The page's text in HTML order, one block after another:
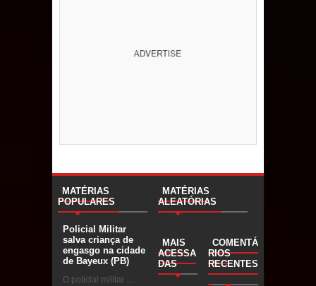
MATÉRIAS
POPULARES
Policial Militar
salva criança de
engasgo na cidade
de Bayeux (PB)
O policial militar ...
MATÉRIAS
ALEATÓRIAS
MAIS
ACESSA
DAS
COMENTÁ
RIOS
RECENTES